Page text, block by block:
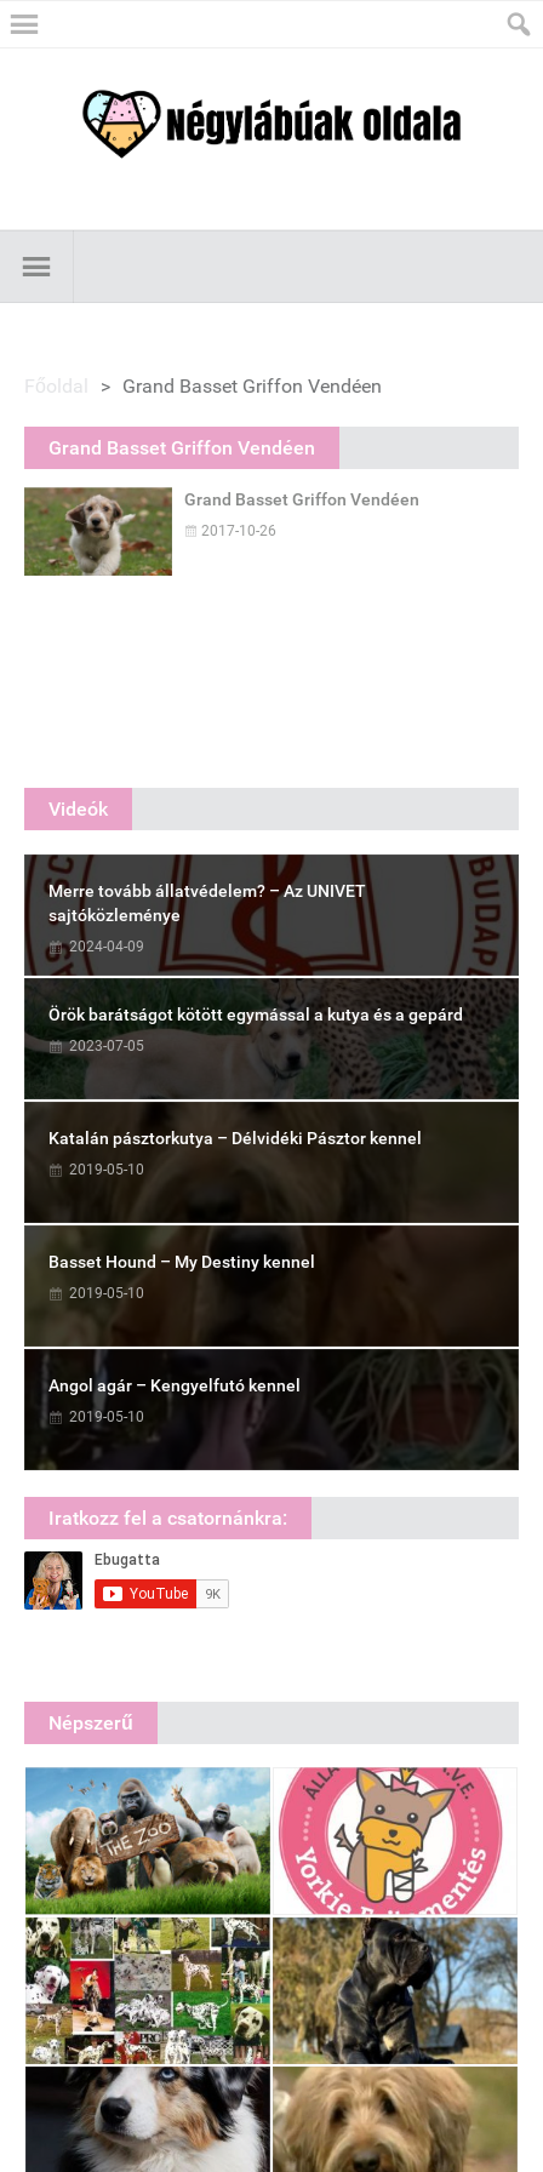
Főoldal > Grand Basset Griffon Vendéen
Grand Basset Griffon Vendéen
Grand Basset Griffon Vendéen
2017-10-26
Videók
Merre tovább állatvédelem? – Az UNIVET
sajtóközleménye
2024-04-09
Örök barátságot kötött egymással a kutya és a gepárd
2023-07-05
Katalán pásztorkutya – Délvidéki Pásztor kennel
2019-05-10
Basset Hound – My Destiny kennel
2019-05-10
Angol agár – Kengyelfutó kennel
2019-05-10
Iratkozz fel a csatornánkra:
Népszerű